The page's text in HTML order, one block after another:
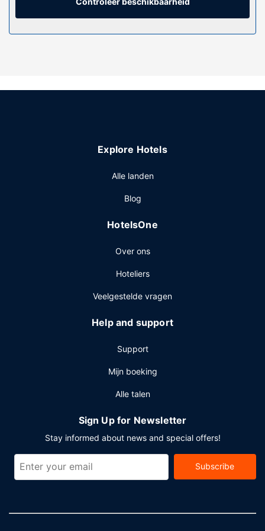
Overige voorzieningen
Explore Hotels
Alle landen
Blog
HotelsOne
Over ons
Hoteliers
Veelgestelde vragen
Help and support
Support
Mijn boeking
Alle talen
Sign Up for Newsletter
Stay informed about news and special offers!
Subscribe